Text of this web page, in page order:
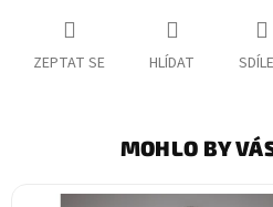
ZEPTAT SE HLÍDAT
MOHLO BY